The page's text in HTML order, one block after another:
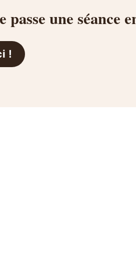
passe une
!